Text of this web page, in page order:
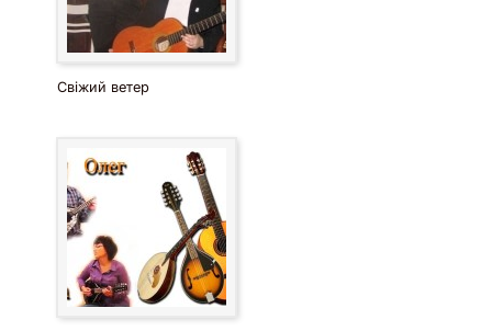
Свіжий ветер